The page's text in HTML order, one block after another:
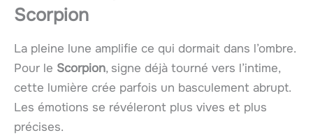
Scorpion
La pleine lune amplifie ce qui dormait dans l’ombre.
Pour le Scorpion, signe déjà tourné vers l’intime,
cette lumière crée parfois un basculement abrupt.
Les émotions se révéleront plus vives et plus
précises.